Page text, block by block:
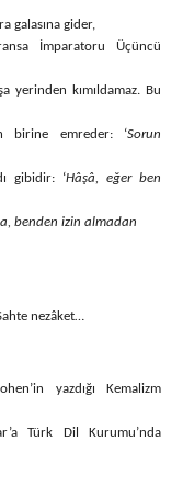
galasına gider,
İmparatoru Üçüncü
yerinden kımıldamaz. Bu
birine emreder: ‘Sorun
gibidir: ‘Hâşâ, eğer ben
benden izin almadan
nezâket…
yazdığı Kemalizm
Türk Dil Kurumu’nda